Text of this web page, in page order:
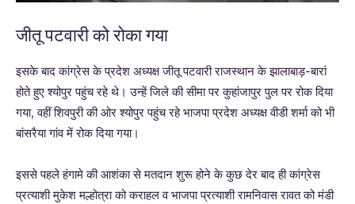
जीतू पटवारी को रोका गया
इसके बाद कांग्रेस के प्रदेश अध्यक्ष जीतू पटवारी राजस्थान के झालाबाड़-बारां
होते हुए श्योपुर पहुंच रहे थे। उन्हें जिले की सीमा पर कुहांजापुर पुल पर रोक दिया
गया, वहीं शिवपुरी की ओर श्योपुर पहुंच रहे भाजपा प्रदेश अध्यक्ष वीडी शर्मा को भी
बांसरैया गांव में रोक दिया गया।
इससे पहले हंगामे की आशंका से मतदान शुरू होने के कुछ देर बाद ही कांग्रेस
प्रत्याशी मुकेश मल्होत्रा को कराहल व भाजपा प्रत्याशी रामनिवास रावत को मंडी